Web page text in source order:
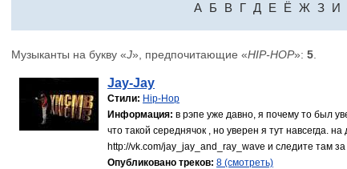
A Б В Г Д Е Ё Ж З И
Музыканты на букву «J», предпочитающие «HIP-HOP»: 5
Jay-Jay
Стили: Hip-Hop
Информация: в рэпе уже давно, я почему то был
что такой середнячок , но уверен я тут навсегда.
http://vk.com/jay_jay_and_ray_wave и следите там
Опубликовано треков: 8 (смотреть)